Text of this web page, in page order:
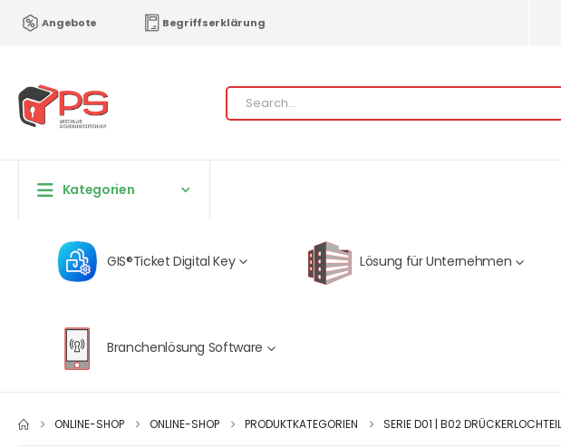
Angebote Begriffserklärung
Kategorien
GIS®Ticket Digital Key Lösung für Unternehmen
Branchenlösung Software
ONLINE-SHOP ONLINE-SHOP PRODUKTKATEGORIEN SERIE D01 | B02